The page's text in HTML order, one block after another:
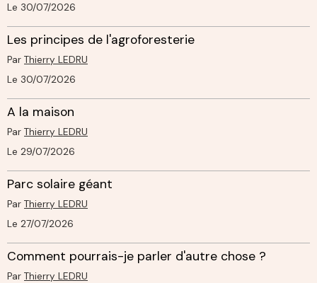
Le 30/07/2026
Les principes de l'agroforesterie
Par Thierry LEDRU
Le 30/07/2026
A la maison
Par Thierry LEDRU
Le 29/07/2026
Parc solaire géant
Par Thierry LEDRU
Le 27/07/2026
Comment pourrais-je parler d'autre chose ?
Par Thierry LEDRU